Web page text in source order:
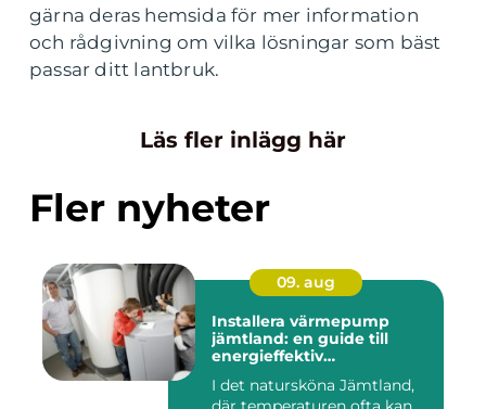
gärna deras hemsida för mer information
och rådgivning om vilka lösningar som bäst
passar ditt lantbruk.
Läs fler inlägg här
Fler nyheter
09. aug
Installera värmepump
jämtland: en guide till
energieffektiv
I det natursköna Jämtland,